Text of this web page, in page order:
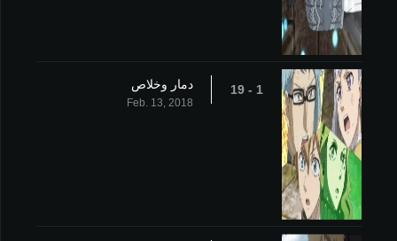
1 - 19 دمار وخلاص
Feb. 13, 2018